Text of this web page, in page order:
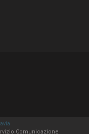
Comunicazione